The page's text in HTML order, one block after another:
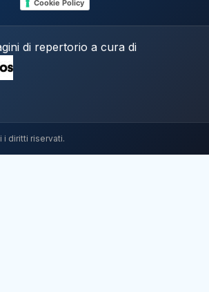
Cookie Policy
di repertorio a cura di
i diritti riservati.